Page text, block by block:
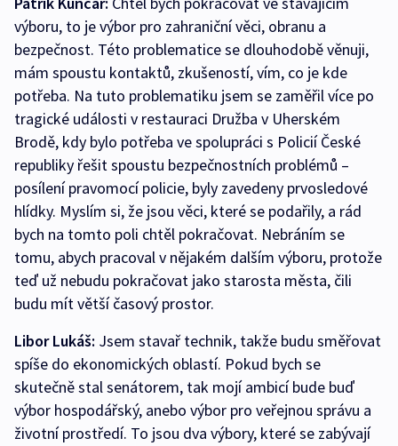
výboru, to je výbor pro zahraniční věci, obranu a
bezpečnost. Této problematice se dlouhodobě věnuji,
mám spoustu kontaktů, zkušeností, vím, co je kde
potřeba. Na tuto problematiku jsem se zaměřil více po
tragické události v restauraci Družba v Uherském
Brodě, kdy bylo potřeba ve spolupráci s Policií České
republiky řešit spoustu bezpečnostních problémů –
posílení pravomocí policie, byly zavedeny prvosledové
hlídky. Myslím si, že jsou věci, které se podařily, a rád
bych na tomto poli chtěl pokračovat. Nebráním se
tomu, abych pracoval v nějakém dalším výboru, protože
teď už nebudu pokračovat jako starosta města, čili
budu mít větší časový prostor.
Libor Lukáš: Jsem stavař technik, takže budu směřovat
spíše do ekonomických oblastí. Pokud bych se
skutečně stal senátorem, tak mojí ambicí bude buď
výbor hospodářský, anebo výbor pro veřejnou správu a
životní prostředí. To jsou dva výbory, které se zabývají